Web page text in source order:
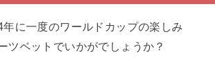
に一度のワールドカップの楽しみ
ツベットでいかがでしょうか？